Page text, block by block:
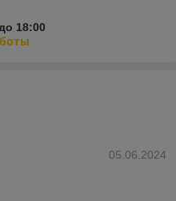
18:00
05.06.2024